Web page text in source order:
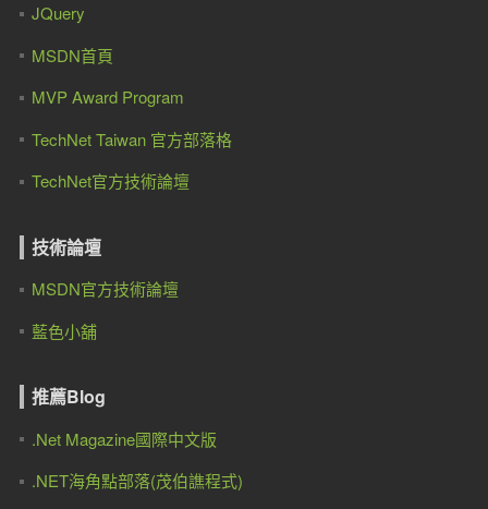
JQuery
MSDN首頁
MVP Award Program
TechNet Taiwan 官方部落格
TechNet官方技術論壇
技術論壇
MSDN官方技術論壇
藍色小舖
推薦Blog
.Net Magazine國際中文版
.NET海角點部落(茂伯譙程式)